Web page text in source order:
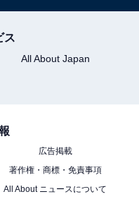
ス
All About Japan
広告掲載
著作権・商標・免責事項
All About ニュースについて